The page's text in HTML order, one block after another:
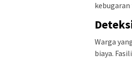
kebugaran
Warga
biaya.